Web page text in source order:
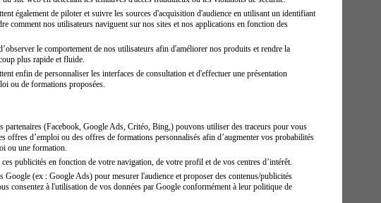
également de piloter et suivre les sources d'acquisition d'audience en utilisant un identifiant
comment nos utilisateurs naviguent sur nos sites et nos applications en fonction des
le comportement de nos utilisateurs afin d'améliorer nos produits et rendre la
plus rapide et fluide.
enfin de personnaliser les interfaces de consultation et d'effectuer une présentation
ou de formations proposées.
partenaires (Facebook, Google Ads, Critéo, Bing,) pouvons utiliser des traceurs pour vous
offres d’emploi ou des offres de formations personnalisés afin d’augmenter vos probabilités
ou une formation.
publicités en fonction de votre navigation, de votre profil et de vos centres d’intérêt.
Google (ex : Google Ads) pour mesurer l'audience et proposer des contenus/publicités
consentez à l'utilisation de vos données par Google conformément à leur politique de